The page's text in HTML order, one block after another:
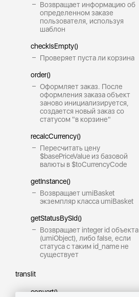
Возвращает информацию об
определенном заказе
пользователя, используя
шаблон
checkIsEmpty()
Проверяет пуста ли корзина
order()
Оформляет заказ. После
оформления заказа объект
заново инициализируется,
создается новый заказ со
статусом "в корзине"
recalcCurrency()
Пересчитать цену
$basePriceValue из базовой
валюты в $toCurrencyCode
getInstance()
Возвращает umiBasket
экземпляр класса umiBasket
getStatusBySId()
Возвращает integer id объекта
(umiObject), либо false, если
статуса с таким id_name не
существует
translit
convert()